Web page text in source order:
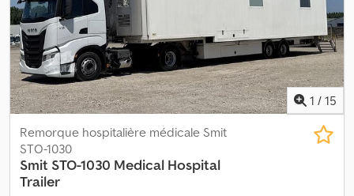
1 / 15
Remorque hospitalière médicale Smit
STO-1030
Smit STO-1030 Medical Hospital
Trailer